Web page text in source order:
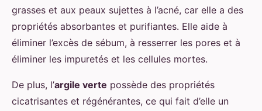
grasses et aux peaux sujettes à l’acné, car elle a des
propriétés absorbantes et purifiantes. Elle aide à
éliminer l’excès de sébum, à resserrer les pores et à
éliminer les impuretés et les cellules mortes.
De plus, l’argile verte possède des propriétés
cicatrisantes et régénérantes, ce qui fait d’elle un